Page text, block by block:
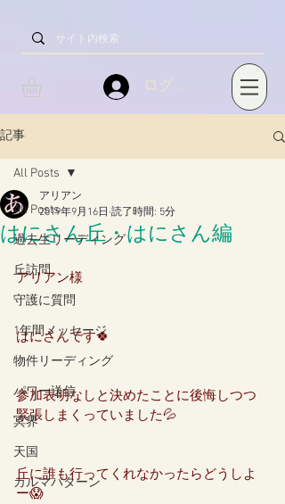
ログイン
記事
All Posts
過去生リーディング
丘訪問
守護に質問
1年間メッセージ
物件リーディング
パワー送信
冥界
天国
カルマパターン
All Posts
はにさん丘・はにさん編
アリアン
2019年9月16日 読了時間: 5分
アリアン様
はにさんです🍀
参加表明なしと決めたことに後悔しつつ
緊張しまくっていました💦
丘に誰も行ってくれなかったらどうしよ
ー😱